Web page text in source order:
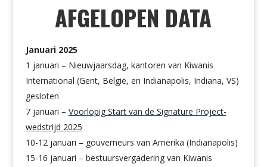
AFGELOPEN DATA
Januari 2025
1 januari – Nieuwjaarsdag, kantoren van Kiwanis
International (Gent, België, en Indianapolis, Indiana, VS)
gesloten
7 januari – VoorlopigStart van de Signature Project-
wedstrijd 2025
10-12 januari – gouverneurs van Amerika (Indianapolis)
15-16 januari – bestuursvergadering van Kiwanis